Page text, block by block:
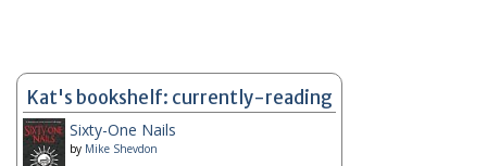
Kat's bookshelf: currently-reading
Sixty-One Nails
by Mike Shevdon